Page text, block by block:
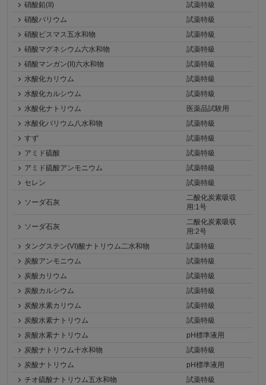
硝酸鉛(II)
試薬特級
硝酸バリウム
試薬特級
硝酸ビスマス五水和物
試薬特級
硝酸マグネシウム六水和物
試薬特級
硝酸マンガン(II)六水和物
試薬特級
水酸化カリウム
試薬特級
水酸化カルシウム
試薬特級
水酸化ナトリウム
医薬品試験用
水酸化バリウム八水和物
試薬特級
すず
試薬特級
アミド硫酸
試薬特級
アミド硫酸アンモニウム
試薬特級
セレン
試薬特級
ソーダ石灰
二酸化炭素吸収
用:1号
ソーダ石灰
二酸化炭素吸収
用:2号
タングステン(VI)酸ナトリウム二水和物
試薬特級
炭酸アンモニウム
試薬特級
炭酸カリウム
試薬特級
炭酸カルシウム
試薬特級
炭酸水素カリウム
試薬特級
炭酸水素ナトリウム
試薬特級
炭酸水素ナトリウム
pH標準液用
炭酸ナトリウム十水和物
試薬特級
炭酸ナトリウム
pH標準液用
チオ硫酸ナトリウム五水和物
試薬特級